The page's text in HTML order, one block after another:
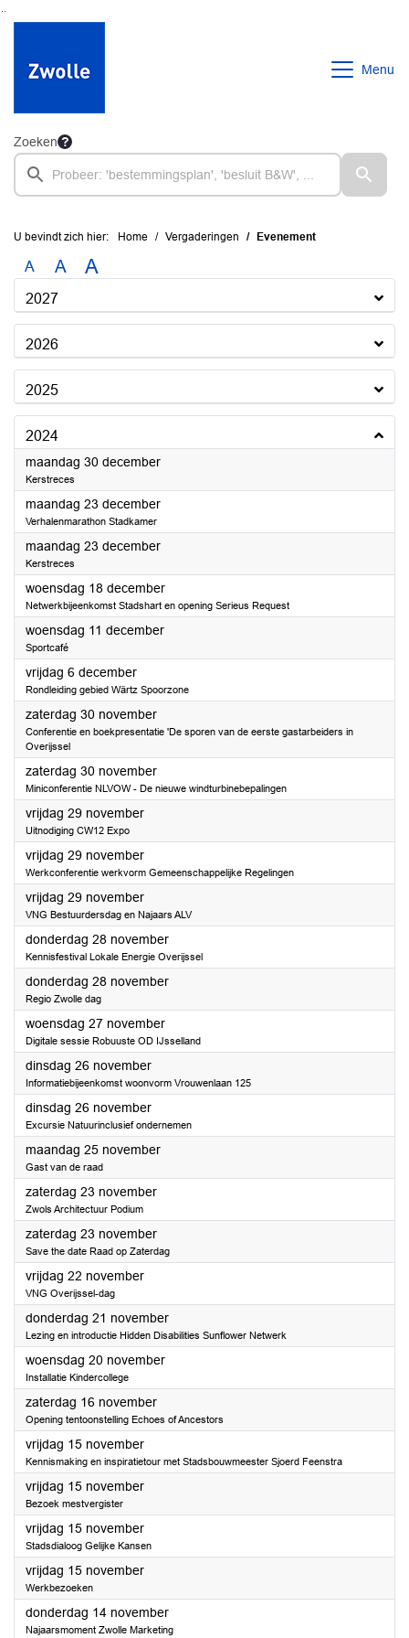
Ga naar de inhoud van deze pagina
Ga naar het zoeken
Ga naar het menu
Menu
Zoeken
U bevindt zich hier: Home Vergaderingen Evenement
A A A
2027
2026
2025
2024
maandag 30 december2024
Kerstreces
maandag 23 december2024
Verhalenmarathon Stadkamer
maandag 23 december2024
Kerstreces
woensdag 18 december2024
Netwerkbijeenkomst Stadshart en opening Serieus Request
woensdag 11 december2024
Sportcafé
vrijdag 6 december2024
Rondleiding gebied Wärtz Spoorzone
zaterdag 30 november2024
Conferentie en boekpresentatie 'De sporen van de eerste gastarbeiders in
Overijssel
zaterdag 30 november2024
Miniconferentie NLVOW - De nieuwe windturbinebepalingen
vrijdag 29 november2024
Uitnodiging CW12 Expo
vrijdag 29 november2024
Werkconferentie werkvorm Gemeenschappelijke Regelingen
vrijdag 29 november2024
VNG Bestuurdersdag en Najaars ALV
donderdag 28 november2024
Kennisfestival Lokale Energie Overijssel
donderdag 28 november2024
Regio Zwolle dag
woensdag 27 november2024
Digitale sessie Robuuste OD IJsselland
dinsdag 26 november2024
Informatiebijeenkomst woonvorm Vrouwenlaan 125
dinsdag 26 november2024
Excursie Natuurinclusief ondernemen
maandag 25 november2024
Gast van de raad
zaterdag 23 november2024
Zwols Architectuur Podium
zaterdag 23 november2024
Save the date Raad op Zaterdag
vrijdag 22 november2024
VNG Overijssel-dag
donderdag 21 november2024
Lezing en introductie Hidden Disabilities Sunflower Netwerk
woensdag 20 november2024
Installatie Kindercollege
zaterdag 16 november2024
Opening tentoonstelling Echoes of Ancestors
vrijdag 15 november2024
Kennismaking en inspiratietour met Stadsbouwmeester Sjoerd Feenstra
vrijdag 15 november2024
Bezoek mestvergister
vrijdag 15 november2024
Stadsdialoog Gelijke Kansen
vrijdag 15 november2024
Werkbezoeken
donderdag 14 november2024
Najaarsmoment Zwolle Marketing